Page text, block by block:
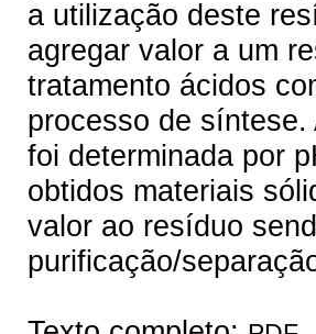
a utilização deste
agregar valor a um
tratamento ácidos
processo de
foi determinada por
obtidos materiais
valor ao resíduo
purificação/